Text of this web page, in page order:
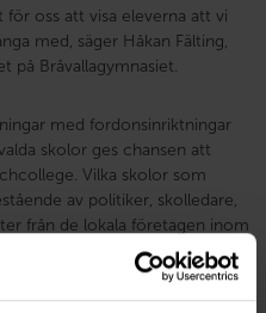
oss att visa eleverna att vi
med, säger Håkan Fälting,
på Bråvallagymnasiet.
med fordonsinriktningar
skolor ges chansen att
Vilka skolor som
av politiker, skolledare,
från de lokala företagen inom
nationella
skolan skall certifieras. En
verka både i Sverige och